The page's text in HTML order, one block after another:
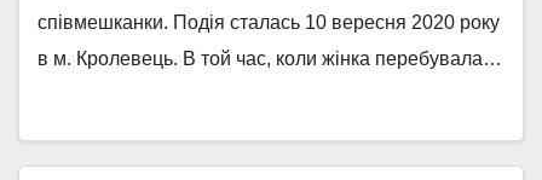
співмешканки. Подія сталась 10 вересня 2020 року
в м. Кролевець. В той час, коли жінка перебувала…